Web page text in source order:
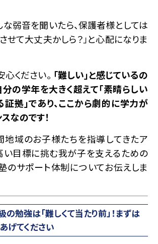
弱音を聞いたら、保護者様としては
せて大丈夫かしら？」と心配になりま
心ください。 「難しい」と感じているの
の学年を大きく超えて「素晴らしい
拠」であり、ここから劇的に学力が
なのです！
地域のお子様たちを指導してきたア
い目標に挑む我が子を支えるための
のサポート体制についてお伝えしま
勉強は「難しくて当たり前」！まずは
げてください